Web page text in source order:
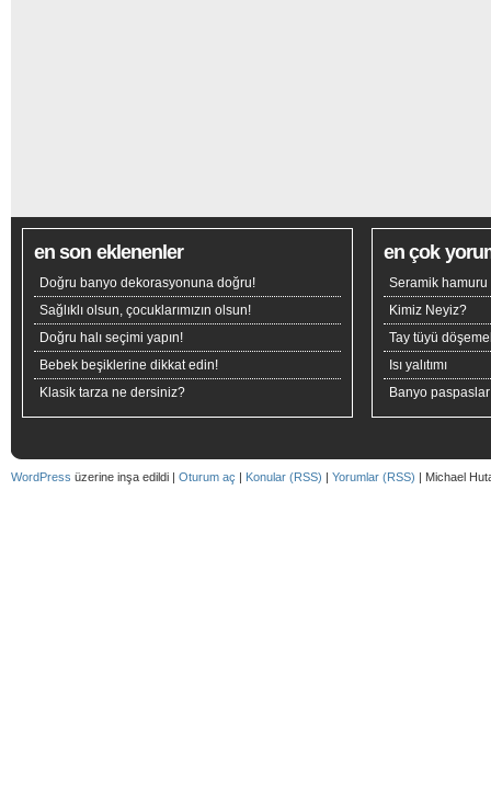
en son eklenenler
Doğru banyo dekorasyonuna doğru!
Sağlıklı olsun, çocuklarımızın olsun!
Doğru halı seçimi yapın!
Bebek beşiklerine dikkat edin!
Klasik tarza ne dersiniz?
en çok
Seramik hamuru
Kimiz Neyiz?
Tay tüyü
Isı yalıtımı
Banyo
WordPress üzerine inşa edildi | Oturum aç | Konular (RSS) | Yorumlar (RSS) | Michael